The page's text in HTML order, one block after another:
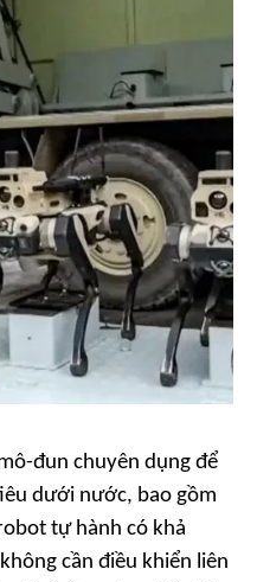
đun chuyên dụng để
dưới nước, bao gồm
tự hành có khả
cần điều khiển liên